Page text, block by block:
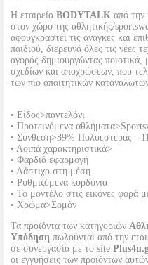
Η εταιρεία BODYTALK από την
στον χώρο της αθλητικής/
αφουγκραστεί τις ανάγκες και
παιδιού, διερευνά όλες τις νέες
αγοράς δημιουργώντας ποιοτικά,
σχεδίων και αποχρώσεων, που
των πιο απαιτητικών
• Είδος>παντελόνι
• Προτεινόμενα
• Σύνθεση>89% Πολυεστέρας -
• Λοιπά χαρακτηριστικά>
• Φαρδιά εφαρμογή
• Λάστιχο στη μέση
• Ρυθμιζόμενα κορδόνια
• Το μοντέλο στις εικόνες φορά
• Χρώμα>Σομόν
Τα προϊόντα των κατηγοριών
Υπόδηση πωλούνται από την
σε συνεργασία με το site
οι εγγυήσεις των προϊόντων